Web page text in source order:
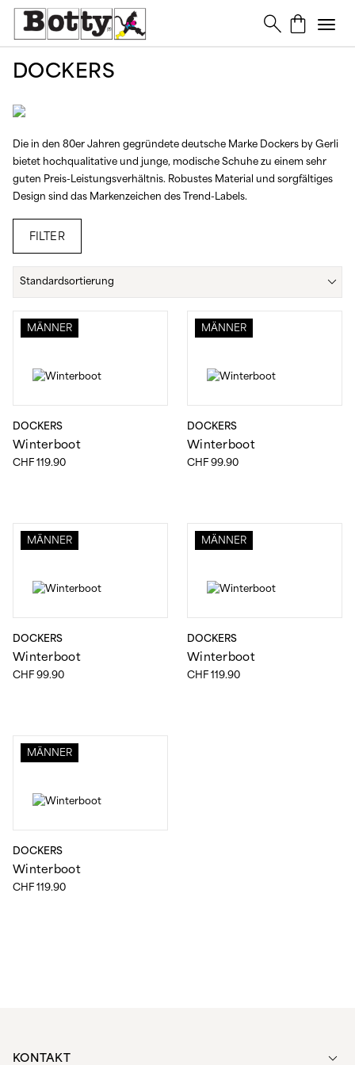
DOCKERS
Die in den 80er Jahren gegründete deutsche Marke Dockers by Gerli
bietet hochqualitative und junge, modische Schuhe zu einem sehr
guten Preis-Leistungsverhältnis. Robustes Material und sorgfältiges
Design sind das Markenzeichen des Trend-Labels.
FILTER
MINIMUM PRICE
MAXIMUM PRICE
SALE
IM ANGEBOT
40 42
46
BEIGE BRAUN
MÄNNER
DOCKERS
Winterboot
CHF 119.90
MÄNNER
DOCKERS
Winterboot
CHF 99.90
MÄNNER
DOCKERS
Winterboot
CHF 99.90
MÄNNER
DOCKERS
Winterboot
CHF 119.90
MÄNNER
DOCKERS
Winterboot
CHF 119.90
KONTAKT